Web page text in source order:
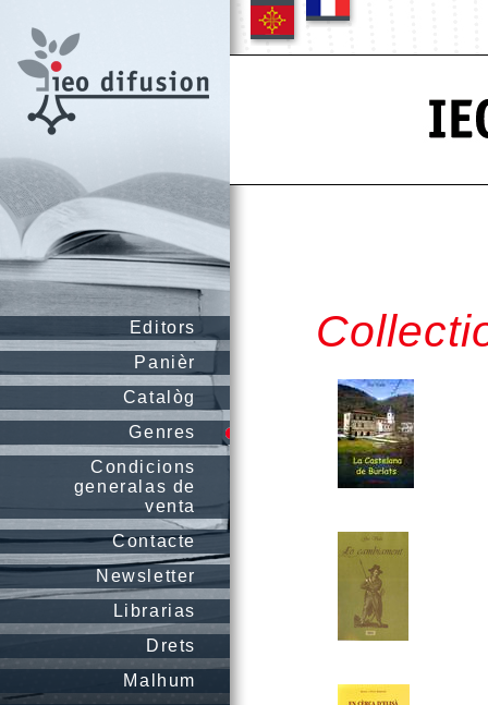
Editors
Panièr
Catalòg
Genres
Condicions
generalas de
venta
Contacte
Newsletter
Librarias
Drets
Malhum